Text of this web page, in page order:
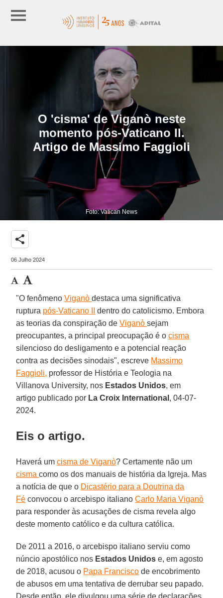
O 'cisma' de Viganò neste
momento pós-Vaticano II.
Artigo de Massimo Faggioli
Foto: Vatican News
share
06 Julho 2024
"O fenômenoViganòdestaca uma significativa
ruptura pós-Vaticano II
dentro do catolicismo. Embora
as teorias da conspiração deViganòsejam
preocupantes, a principal preocupação é ocisma
silencioso do desligamento e a potencial reação
contra as decisões sinodais", escreve Massimo
Faggioli, professor de História e Teologia na
Villanova University, nos Estados Unidos, em
artigo publicado por La Croix International , 04-07-
2024.
Eis o artigo.
Haverá umcisma de Viganò? Certamente não um
cismacomo os dos manuais de história da Igreja. Mas
a notícia de que o Dicastério para a Doutrina da
Fé convocou o arcebispo italianoCarlo Maria Viganò
para responder às acusações de cisma revela algo
deste momento católico e da cultura católica.
De 2011 a 2016, o arcebispo italiano serviu como
núncio apostólico nos Estados Unidos e, em agosto
de 2018, acusou o Papa Francisco de encobrimento
de abusos em uma tentativa de derrubar seu papado.
Desde então, ele divulgou uma série de declarações